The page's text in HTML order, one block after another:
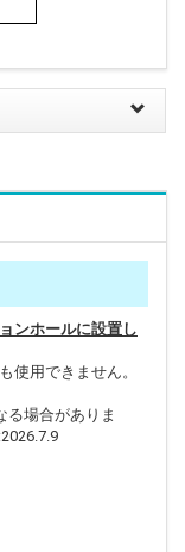
Toggle
ンホールに設置し
使用できません。
る場合がありま